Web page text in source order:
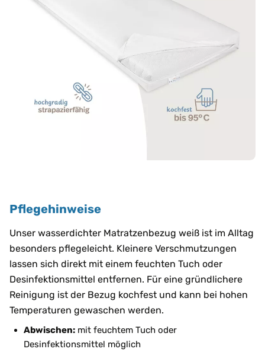
Pflegehinweise
Unser wasserdichter Matratzenbezug weiß ist im Alltag
besonders pflegeleicht. Kleinere Verschmutzungen
lassen sich direkt mit einem feuchten Tuch oder
Desinfektionsmittel entfernen. Für eine gründlichere
Reinigung ist der Bezug kochfest und kann bei hohen
Temperaturen gewaschen werden.
Abwischen: mit feuchtem Tuch oder
Desinfektionsmittel möglich